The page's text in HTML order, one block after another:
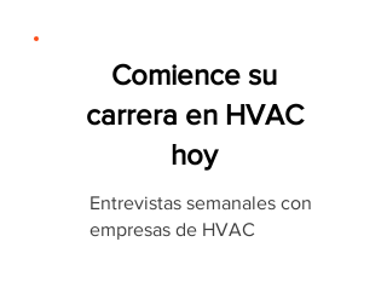
Comience su
carrera en HVAC
hoy
Entrevistas semanales con
empresas de HVAC